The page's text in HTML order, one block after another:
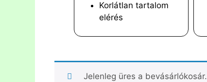
Korlátlan tartalom
elérés
Jelenleg üres a bevásárlókosár.